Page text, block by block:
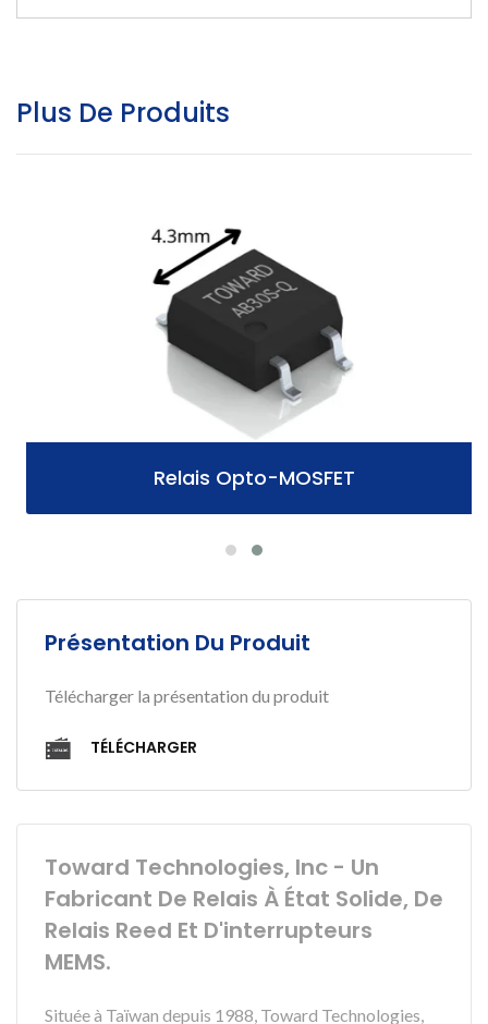
Plus De Produits
Relais Opto-MOSFET
Présentation Du Produit
Télécharger la présentation du produit
TÉLÉCHARGER
Toward Technologies, Inc - Un
Fabricant De Relais À État Solide, De
Relais Reed Et D'interrupteurs
MEMS.
Située à Taïwan depuis 1988, Toward Technologies,